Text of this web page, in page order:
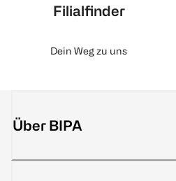
Filialfinder
Dein Weg zu uns
Über BIPA